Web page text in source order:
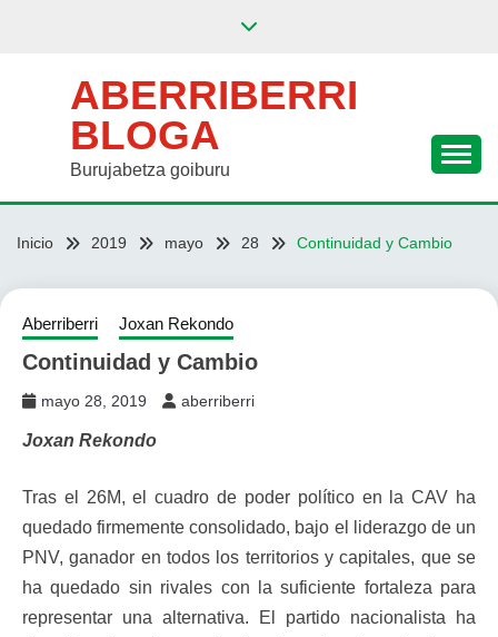
ABERRIBERRI
BLOGA
Burujabetza goiburu
Inicio 2019 mayo 28 Continuidad y Cambio
Aberriberri Joxan Rekondo
Continuidad y Cambio
mayo 28, 2019 aberriberri
Joxan Rekondo
Tras el 26M, el cuadro de poder político en la CAV ha
quedado firmemente consolidado, bajo el liderazgo de un
PNV, ganador en todos los territorios y capitales, que se
ha quedado sin rivales con la suficiente fortaleza para
representar una alternativa. El partido nacionalista ha